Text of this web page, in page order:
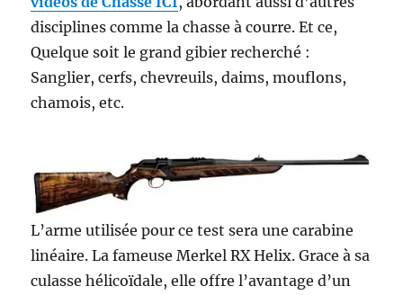
disciplines comme la chasse à courre. Et ce,
Quelque soit le grand gibier recherché :
Sanglier, cerfs, chevreuils, daims, mouflons,
chamois, etc.
L’arme utilisée pour ce test sera une carabine
linéaire. La fameuse Merkel RX Helix. Grace à sa
culasse hélicoïdale, elle offre l’avantage d’un